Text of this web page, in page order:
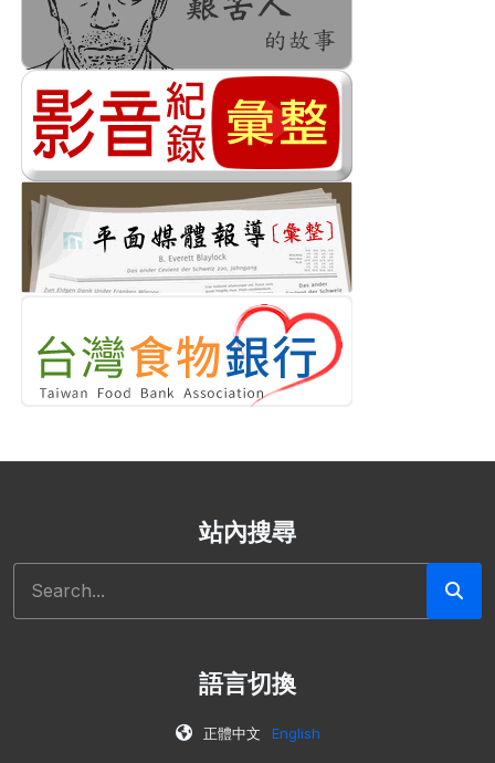
站內搜尋
語言切換
正體中文 English